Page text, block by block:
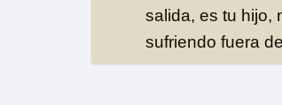
salida, es tu hijo,
sufriendo fuera